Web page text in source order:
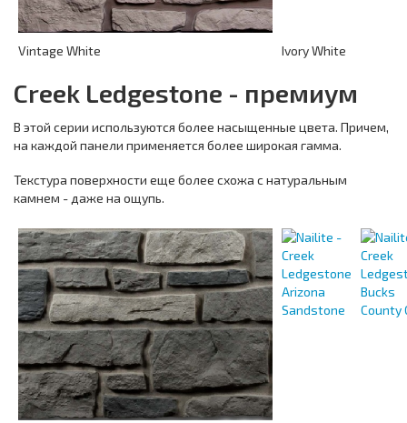
Vintage White Ivory White
Creek Ledgestone - премиум
В этой серии используются более насыщенные цвета. Причем,
на каждой панели применяется более широкая гамма.
Текстура поверхности еще более схожа с натуральным
камнем - даже на ощупь.